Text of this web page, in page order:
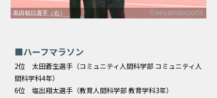
黒田朝日選手（右）
■ハーフマラソン
2位 太田蒼生選手（コミュニティ人間科学部 コミュニティ人
間科学科4年）
6位 塩出翔太選手（教育人間科学部 教育学科3年）